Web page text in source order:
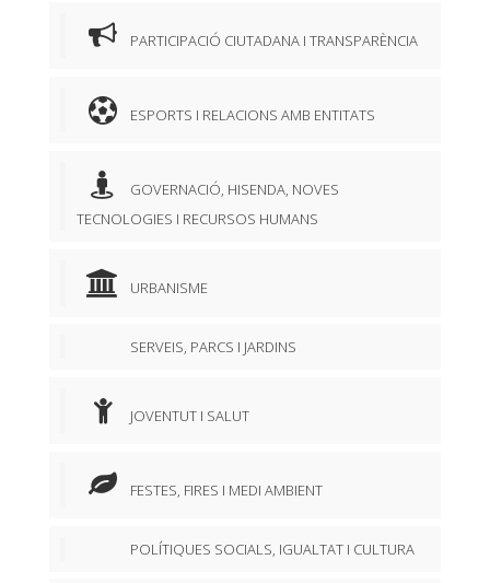
PARTICIPACIÓ CIUTADANA I TRANSPARÈNCIA
ESPORTS I RELACIONS AMB ENTITATS
GOVERNACIÓ, HISENDA, NOVES
TECNOLOGIES I RECURSOS HUMANS
URBANISME
SERVEIS, PARCS I JARDINS
JOVENTUT I SALUT
FESTES, FIRES I MEDI AMBIENT
POLÍTIQUES SOCIALS, IGUALTAT I CULTURA